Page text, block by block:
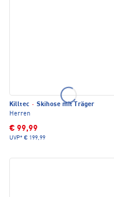
Killtec · Skihose mit Träger
Herren
€ 99,99
UVP* € 199,99